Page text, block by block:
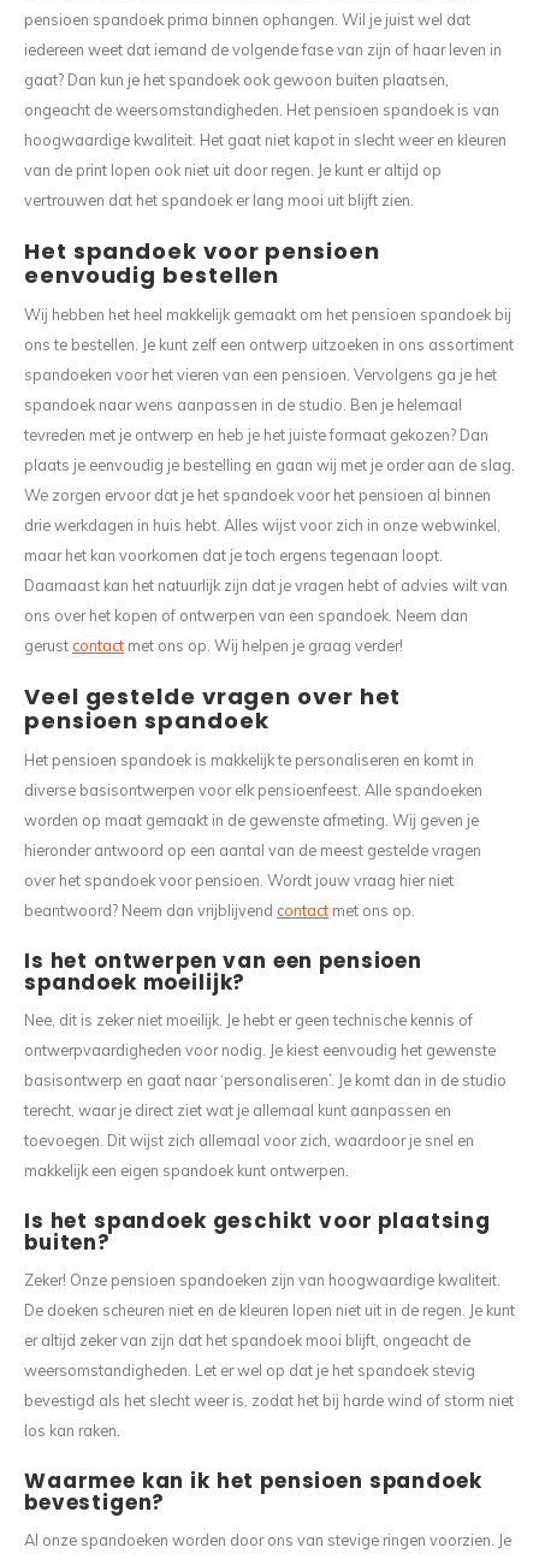
pensioen spandoek prima binnen ophangen. Wil je juist wel dat
iedereen weet dat iemand de volgende fase van zijn of haar leven in
gaat? Dan kun je het spandoek ook gewoon buiten plaatsen,
ongeacht de weersomstandigheden. Het pensioen spandoek is van
hoogwaardige kwaliteit. Het gaat niet kapot in slecht weer en kleuren
van de print lopen ook niet uit door regen. Je kunt er altijd op
vertrouwen dat het spandoek er lang mooi uit blijft zien.
Het spandoek voor pensioen
eenvoudig bestellen
Wij hebben het heel makkelijk gemaakt om het pensioen spandoek bij
ons te bestellen. Je kunt zelf een ontwerp uitzoeken in ons assortiment
spandoeken voor het vieren van een pensioen. Vervolgens ga je het
spandoek naar wens aanpassen in de studio. Ben je helemaal
tevreden met je ontwerp en heb je het juiste formaat gekozen? Dan
plaats je eenvoudig je bestelling en gaan wij met je order aan de slag.
We zorgen ervoor dat je het spandoek voor het pensioen al binnen
drie werkdagen in huis hebt. Alles wijst voor zich in onze webwinkel,
maar het kan voorkomen dat je toch ergens tegenaan loopt.
Daarnaast kan het natuurlijk zijn dat je vragen hebt of advies wilt van
ons over het kopen of ontwerpen van een spandoek. Neem dan
gerust contact met ons op. Wij helpen je graag verder!
Veel gestelde vragen over het
pensioen spandoek
Het pensioen spandoek is makkelijk te personaliseren en komt in
diverse basisontwerpen voor elk pensioenfeest. Alle spandoeken
worden op maat gemaakt in de gewenste afmeting. Wij geven je
hieronder antwoord op een aantal van de meest gestelde vragen
over het spandoek voor pensioen. Wordt jouw vraag hier niet
beantwoord? Neem dan vrijblijvend contact met ons op.
Is het ontwerpen van een pensioen
spandoek moeilijk?
Nee, dit is zeker niet moeilijk. Je hebt er geen technische kennis of
ontwerpvaardigheden voor nodig. Je kiest eenvoudig het gewenste
basisontwerp en gaat naar ‘personaliseren’. Je komt dan in de studio
terecht, waar je direct ziet wat je allemaal kunt aanpassen en
toevoegen. Dit wijst zich allemaal voor zich, waardoor je snel en
makkelijk een eigen spandoek kunt ontwerpen.
Is het spandoek geschikt voor plaatsing
buiten?
Zeker! Onze pensioen spandoeken zijn van hoogwaardige kwaliteit.
De doeken scheuren niet en de kleuren lopen niet uit in de regen. Je kunt
er altijd zeker van zijn dat het spandoek mooi blijft, ongeacht de
weersomstandigheden. Let er wel op dat je het spandoek stevig
bevestigd als het slecht weer is, zodat het bij harde wind of storm niet
los kan raken.
Waarmee kan ik het pensioen spandoek
bevestigen?
Al onze spandoeken worden door ons van stevige ringen voorzien. Je